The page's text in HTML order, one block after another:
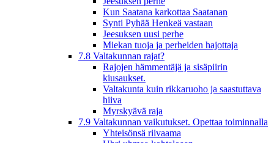
Kun Saatana karkottaa Saatanan
Synti Pyhää Henkeä vastaan
Jeesuksen uusi perhe
Miekan tuoja ja perheiden hajottaja
7.8 Valtakunnan rajat?
Rajojen hämmentäjä ja sisäpiirin
kiusaukset.
Valtakunta kuin rikkaruoho ja saastuttava
hiiva
Myrskyävä raja
7.9 Valtakunnan vaikutukset. Opettaa toiminnalla
Yhteisönsä riivaama